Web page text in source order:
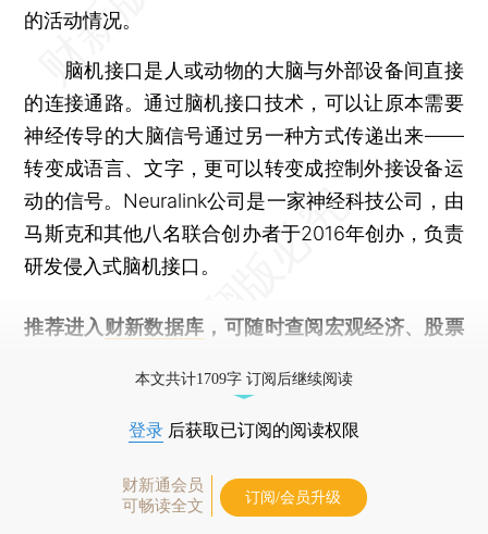
的活动情况。
脑机接口是人或动物的大脑与外部设备间直接
的连接通路。通过脑机接口技术，可以让原本需要
神经传导的大脑信号通过另一种方式传递出来——
转变成语言、文字，更可以转变成控制外接设备运
动的信号。Neuralink公司是一家神经科技公司，由
马斯克和其他八名联合创办者于2016年创办，负责
研发侵入式脑机接口。
推荐进入 财新数据库 ，可随时查阅宏观经济、股票
本文共计1709字 订阅后继续阅读
登录 后获取已订阅的阅读权限
财新通会员
可畅读全文
订阅/会员升级